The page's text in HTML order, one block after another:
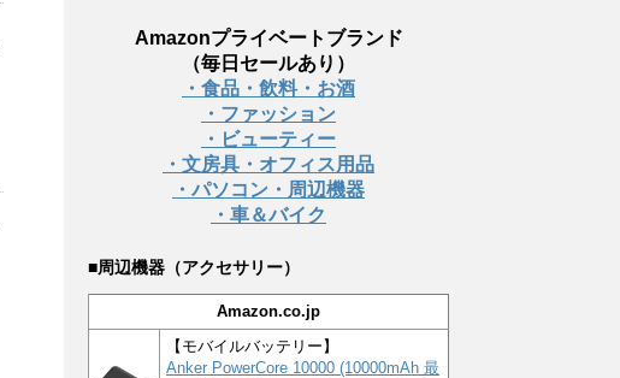
Amazonプライベートブランド
（毎日セールあり）
・食品・飲料・お酒
・ファッション
・ビューティー
・文房具・オフィス用品
・パソコン・周辺機器
・車＆バイク
■周辺機器（アクセサリー）
Amazon.co.jp
【モバイルバッテリー】
Anker PowerCore 10000 (10000mAh 最